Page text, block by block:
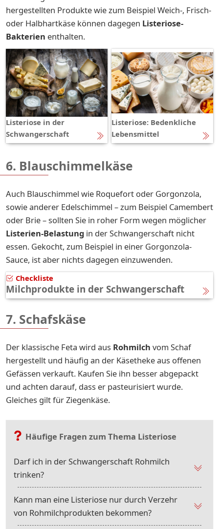
hergestellten Produkte wie zum Beispiel Weich-, Frisch-
oder Halbhartkäse können dagegen Listeriose-
Bakterien enthalten.
Listeriose in der
Schwangerschaft
Listeriose: Bedenkliche
Lebensmittel
6. Blauschimmelkäse
Auch Blauschimmel wie Roquefort oder Gorgonzola,
sowie anderer Edelschimmel – zum Beispiel Camembert
oder Brie – sollten Sie in roher Form wegen möglicher
Listerien-Belastung in der Schwangerschaft nicht
essen. Gekocht, zum Beispiel in einer Gorgonzola-
Sauce, ist aber nichts dagegen einzuwenden.
Checkliste
Milchprodukte in der Schwangerschaft
7. Schafskäse
Der klassische Feta wird aus Rohmilch vom Schaf
hergestellt und häufig an der Käsetheke aus offenen
Gefässen verkauft. Kaufen Sie ihn besser abgepackt
und achten darauf, dass er pasteurisiert wurde.
Gleiches gilt für Ziegenkäse.
Häufige Fragen zum Thema Listeriose
Darf ich in der Schwangerschaft Rohmilch
trinken?
Kann man eine Listeriose nur durch Verzehr
von Rohmilchprodukten bekommen?